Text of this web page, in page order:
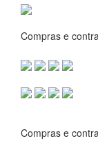
Compras e
Compras e